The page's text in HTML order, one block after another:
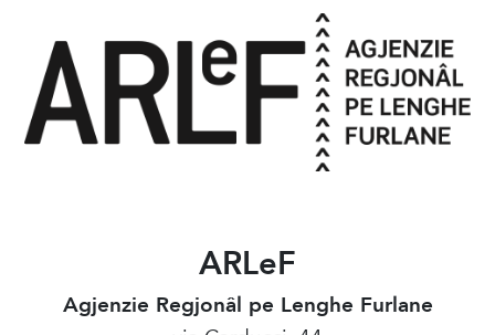
ARLeF
Agjenzie Regjonâl pe Lenghe Furlane